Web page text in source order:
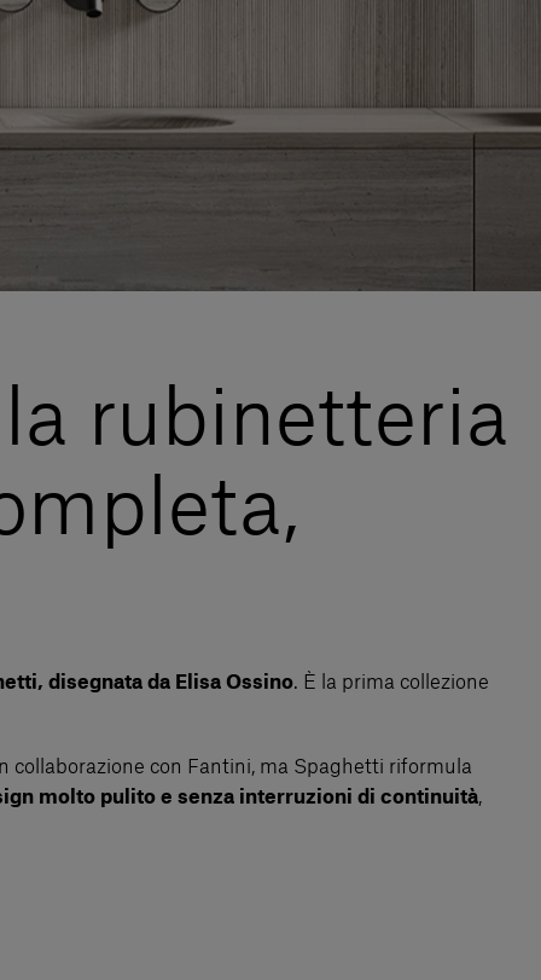
rubinetteria
disegnata da Elisa Ossino. È la prima collezione
collaborazione con Fantini, ma Spaghetti riformula
molto pulito e senza interruzioni di continuità,